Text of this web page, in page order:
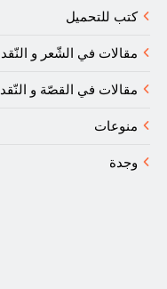
كتب للتحميل
مقالات في الشّعر و النّقد
مقالات في القصّة و النّقد
منوعات
وجدة